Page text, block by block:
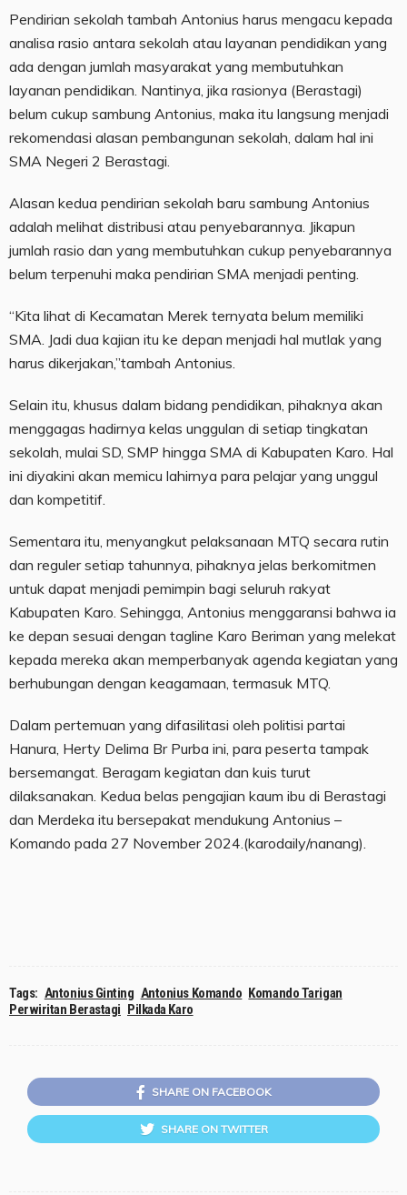
Pendirian sekolah tambah Antonius harus mengacu kepada
analisa rasio antara sekolah atau layanan pendidikan yang
ada dengan jumlah masyarakat yang membutuhkan
layanan pendidikan. Nantinya, jika rasionya (Berastagi)
belum cukup sambung Antonius, maka itu langsung menjadi
rekomendasi alasan pembangunan sekolah, dalam hal ini
SMA Negeri 2 Berastagi.
Alasan kedua pendirian sekolah baru sambung Antonius
adalah melihat distribusi atau penyebarannya. Jikapun
jumlah rasio dan yang membutuhkan cukup penyebarannya
belum terpenuhi maka pendirian SMA menjadi penting.
“Kita lihat di Kecamatan Merek ternyata belum memiliki
SMA. Jadi dua kajian itu ke depan menjadi hal mutlak yang
harus dikerjakan,”tambah Antonius.
Selain itu, khusus dalam bidang pendidikan, pihaknya akan
menggagas hadirnya kelas unggulan di setiap tingkatan
sekolah, mulai SD, SMP hingga SMA di Kabupaten Karo. Hal
ini diyakini akan memicu lahirnya para pelajar yang unggul
dan kompetitif.
Sementara itu, menyangkut pelaksanaan MTQ secara rutin
dan reguler setiap tahunnya, pihaknya jelas berkomitmen
untuk dapat menjadi pemimpin bagi seluruh rakyat
Kabupaten Karo. Sehingga, Antonius menggaransi bahwa ia
ke depan sesuai dengan tagline Karo Beriman yang melekat
kepada mereka akan memperbanyak agenda kegiatan yang
berhubungan dengan keagamaan, termasuk MTQ.
Dalam pertemuan yang difasilitasi oleh politisi partai
Hanura, Herty Delima Br Purba ini, para peserta tampak
bersemangat. Beragam kegiatan dan kuis turut
dilaksanakan. Kedua belas pengajian kaum ibu di Berastagi
dan Merdeka itu bersepakat mendukung Antonius –
Komando pada 27 November 2024.(karodaily/nanang).
Tags: Antonius Ginting Antonius Komando Komando Tarigan
Perwiritan Berastagi Pilkada Karo
SHARE ON FACEBOOK
SHARE ON TWITTER